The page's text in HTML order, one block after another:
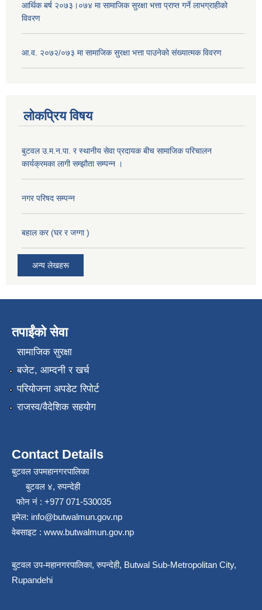
आर्थिक बर्ष २०७३।०७४ मा सामाजिक सुरक्षा भत्ता प्राप्त गर्ने लाभग्राहीको
विवरण
आ.व. २०७२/०७३ मा सामाजिक सुरक्षा भत्ता पाउनेको संख्यात्मक विवरण
लोकप्रिय विषय
बुटवल उ.म.न.पा. र स्थानीय सेवा प्रदायक बीच सामाजिक परिचालन
कार्यक्रमका लागी सम्झौता सम्पन्न ।
नगर परिषद सम्पन्न
बहाल कर (घर र जग्गा )
अन्य लेखहरू
तपाईंको सेवा
सामाजिक सुरक्षा
बजेट, आम्दनी र खर्च
परियोजना अपडेट रिपोर्ट
राजस्व/वैदेशिक सहयोग
Contact Details
बुटवल उपमहानगरपालिका
बुटवल ४, रुपन्देही
फोन नं : +977 071-530035
इमेल: info@butwalmun.gov.np
वेबसाइट : www.butwalmun.gov.np
बुटवल उप-महानगरपालिका, रुपन्देही, Butwal Sub-Metropolitan City,
Rupandehi